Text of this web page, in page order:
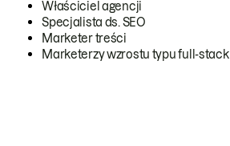
Właściciel agencji
Specjalista ds. SEO
Marketer treści
Marketerzy wzrostu typu full-stack